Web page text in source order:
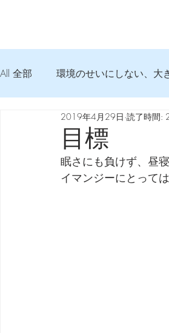
All 全部 環境のせいにしない、大
弦交換の記録 DTM 始める
Imanjy Studio 使われているモノ
目標
2019年4月29日 読了時間:
眠さにも負けず、昼
イマンジーにとって